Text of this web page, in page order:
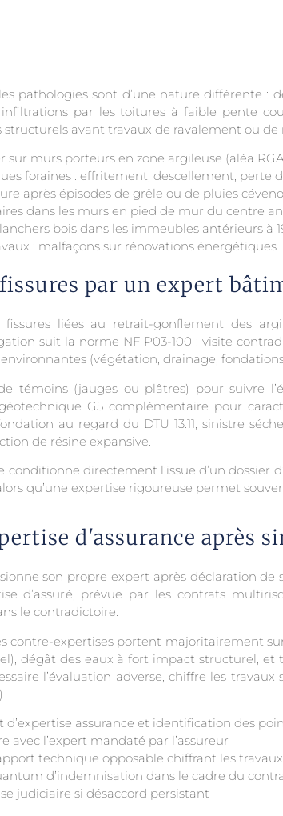
pathologies sont d’une nature différente :
par les toitures à faible pente
structurels avant travaux de ravalement ou de
sur murs porteurs en zone argileuse (aléa
foraines : effritement, descellement, perte
après épisodes de grêle ou de pluies
dans les murs en pied de mur du centre
bois dans les immeubles antérieurs à
: malfaçons sur rénovations énergétiques
par un expert
liées au retrait-gonflement des
suit la norme NF P03-100 : visite
(végétation, drainage,
témoins (jauges ou plâtres) pour suivre
G5 complémentaire pour
au regard du DTU 13.11, sinistre
de résine expansive.
conditionne directement l’issue d’un
qu’une expertise rigoureuse permet
d'assurance après
son propre expert après déclaration
d’assuré, prévue par les contrats
le contradictoire.
contre-expertises portent majoritairement
dégât des eaux à fort impact structurel, et
l’évaluation adverse, chiffre les
)
d’expertise assurance et identification des
avec l’expert mandaté par l’assureur
technique opposable chiffrant les
d’indemnisation dans le cadre du
judiciaire si désaccord persistant